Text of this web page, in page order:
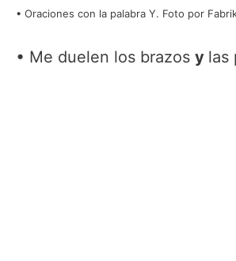
Oraciones con la palabra Y. Foto por
Me duelen los brazos y las